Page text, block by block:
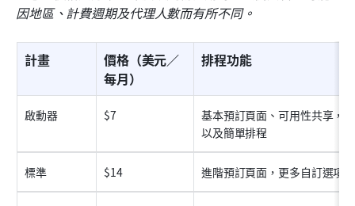
因地區、計費週期及代理人數而有所不同。
計畫
價格（美元／
每月）
排程功能
啟動器 $7
基本預訂頁面、可用性共享，
以及簡單排程
標準 $14 進階預訂頁面，更多自訂選項